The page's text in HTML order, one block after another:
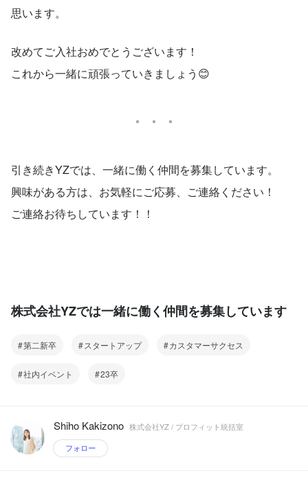
思います。
改めてご入社おめでとうございます！
これから一緒に頑張っていきましょう😊
引き続きYZでは、一緒に働く仲間を募集しています。
興味がある方は、お気軽にご応募、ご連絡ください！
ご連絡お待ちしています！！
株式会社YZでは一緒に働く仲間を募集しています
第二新卒 スタートアップ カスタマーサクセス
社内イベント 23卒
Shiho Kakizono 株式会社YZ / プロフィット統括室
フォロー